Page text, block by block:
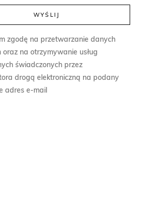
zgodę na przetwarzanie danych
oraz na otrzymywanie usług
świadczonych przez
drogą elektroniczną na podany
adres e-mail